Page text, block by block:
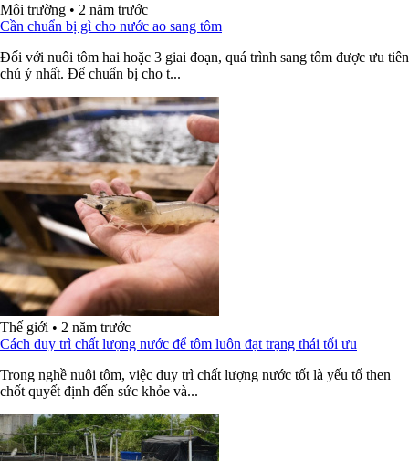
Môi trường • 2 năm trước
Cần chuẩn bị gì cho nước ao sang tôm
Đối với nuôi tôm hai hoặc 3 giai đoạn, quá trình sang tôm được ưu tiên
chú ý nhất. Để chuẩn bị cho t...
Thế giới • 2 năm trước
Cách duy trì chất lượng nước để tôm luôn đạt trạng thái tối ưu
Trong nghề nuôi tôm, việc duy trì chất lượng nước tốt là yếu tố then
chốt quyết định đến sức khỏe và...